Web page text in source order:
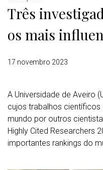
Três
os mais
17 novembro 2023
A Universidade de Aveiro
cujos trabalhos
mundo por outros
Highly Cited Researchers
importantes rankings do